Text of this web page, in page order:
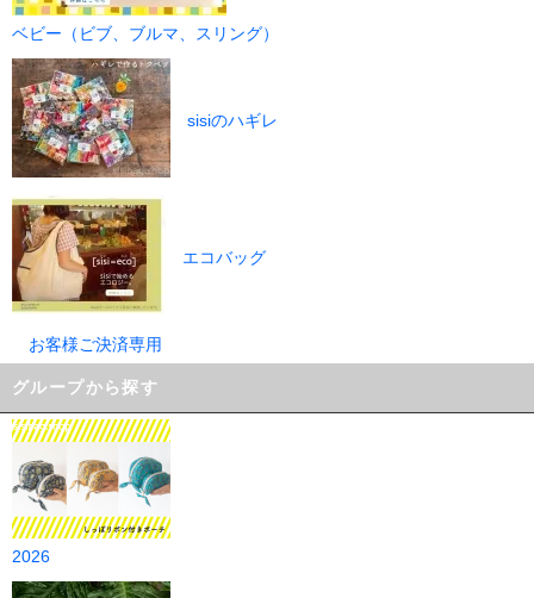
ベビー（ビブ、ブルマ、スリング）
sisiのハギレ
エコバッグ
お客様ご決済専用
グループから探す
2026